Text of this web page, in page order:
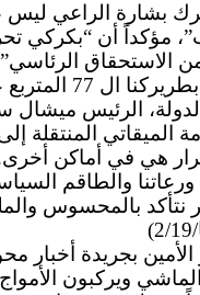
إن “البطريرك بشارة
مؤكداً أن “بكركي
الاستحقاق
يا فرحتنا ويا سعدنا
الرئيس
الميقاتي المنتقلة
هي في أماكن
والطاقم
نتأكد بالمحسوس
بجريدة أخبار
ويركبون